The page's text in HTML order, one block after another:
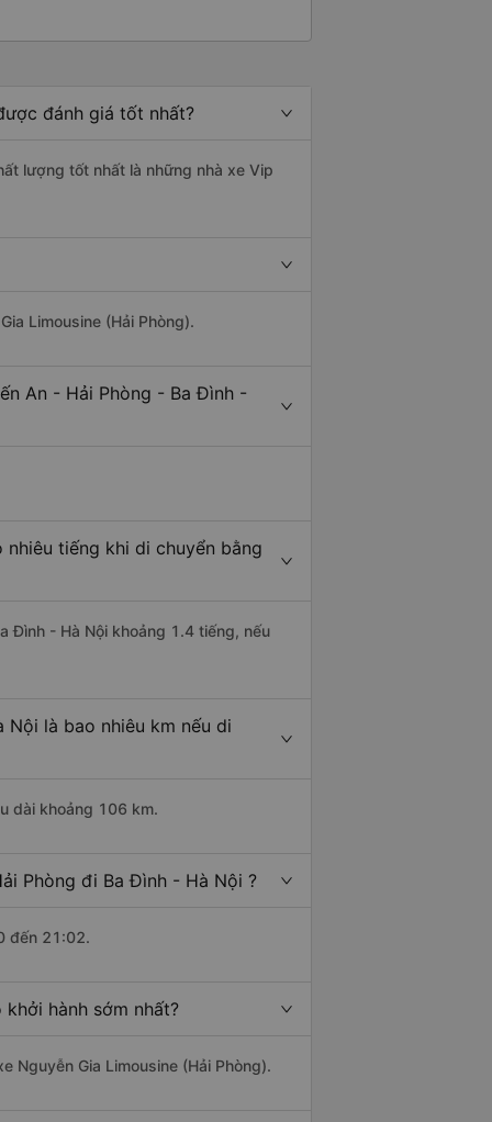
đánh giá tốt nhất?
lượng tốt nhất là những nhà xe Vip
Limousine (Hải Phòng).
An - Hải Phòng - Ba Đình -
tiếng khi di chuyển bằng
Đình - Hà Nội khoảng 1.4 tiếng, nếu
là bao nhiêu km nếu di
dài khoảng 106 km.
Phòng đi Ba Đình - Hà Nội ?
đến 21:02.
hành sớm nhất?
Nguyễn Gia Limousine (Hải Phòng).